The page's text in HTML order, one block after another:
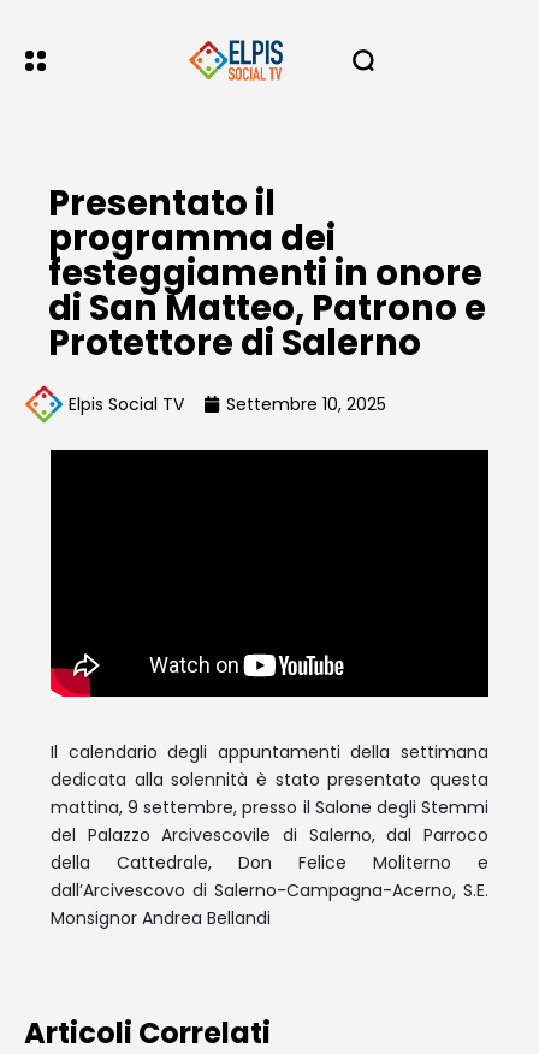
Presentato il
programma dei
festeggiamenti in onore
di San Matteo, Patrono e
Protettore di Salerno
Elpis Social TV Settembre 10, 2025
Il calendario degli appuntamenti della settimana
dedicata alla solennità è stato presentato questa
mattina, 9 settembre, presso il Salone degli Stemmi
del Palazzo Arcivescovile di Salerno, dal Parroco
della Cattedrale, Don Felice Moliterno e
dall’Arcivescovo di Salerno-Campagna-Acerno, S.E.
Monsignor Andrea Bellandi
Articoli Correlati